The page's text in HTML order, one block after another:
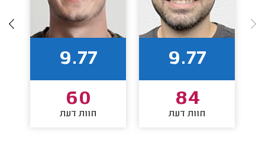
9.77
84
חוות דעת
9.77
60
חוות דעת